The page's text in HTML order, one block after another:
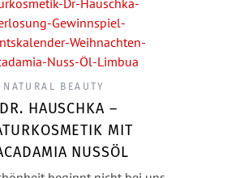
NATURAL BEAUTY
DR. HAUSCHKA –
MIT
NUSSÖL